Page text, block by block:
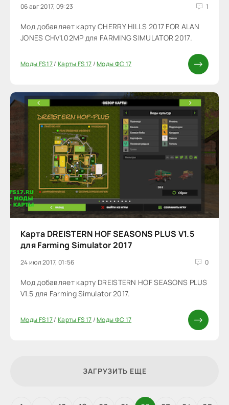
06 авг 2017, 09:23 1
Мод добавляет карту CHERRY HILLS 2017 FOR ALAN
JONES CHV1.02MP для FARMING SIMULATOR 2017.
Моды FS 17/ Карты FS 17/Моды ФС 17
Карта DREISTERN HOF SEASONS PLUS V1.5
для Farming Simulator 2017
24 июл 2017, 01:56 0
Мод добавляет карту DREISTERN HOF SEASONS PLUS
V1.5 для Farming Simulator 2017.
Моды FS 17/ Карты FS 17/Моды ФС 17
ЗАГРУЗИТЬ ЕЩЕ